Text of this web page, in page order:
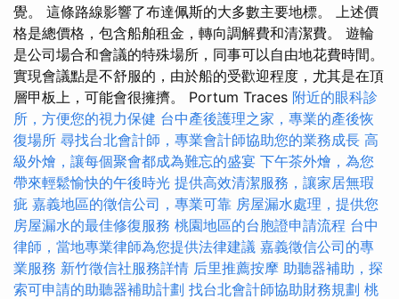
覺。 這條路線影響了布達佩斯的大多數主要地標。 上述價
格是總價格，包含船舶租金，轉向調解費和清潔費。 遊輪
是公司場合和會議的特殊場所，同事可以自由地花費時間。
實現會議點是不舒服的，由於船的受歡迎程度，尤其是在頂
層甲板上，可能會很擁擠。 Portum Traces 附近的眼科診
所，方便您的視力保健 台中產後護理之家，專業的產後恢
復場所 尋找台北會計師，專業會計師協助您的業務成長 高
級外燴，讓每個聚會都成為難忘的盛宴 下午茶外燴，為您
帶來輕鬆愉快的午後時光 提供高效清潔服務，讓家居無瑕
疵 嘉義地區的徵信公司，專業可靠 房屋漏水處理，提供您
房屋漏水的最佳修復服務 桃園地區的台胞證申請流程 台中
律師，當地專業律師為您提供法律建議 嘉義徵信公司的專
業服務 新竹徵信社服務詳情 后里推薦按摩 助聽器補助，探
索可申請的助聽器補助計劃 找台北會計師協助財務規劃 桃